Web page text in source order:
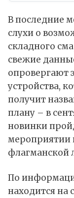
В последние
слухи о
складного
свежие
опровергают
устройства,
получит
плану – в
новинки
мероприятии
флагманской
По
находится на